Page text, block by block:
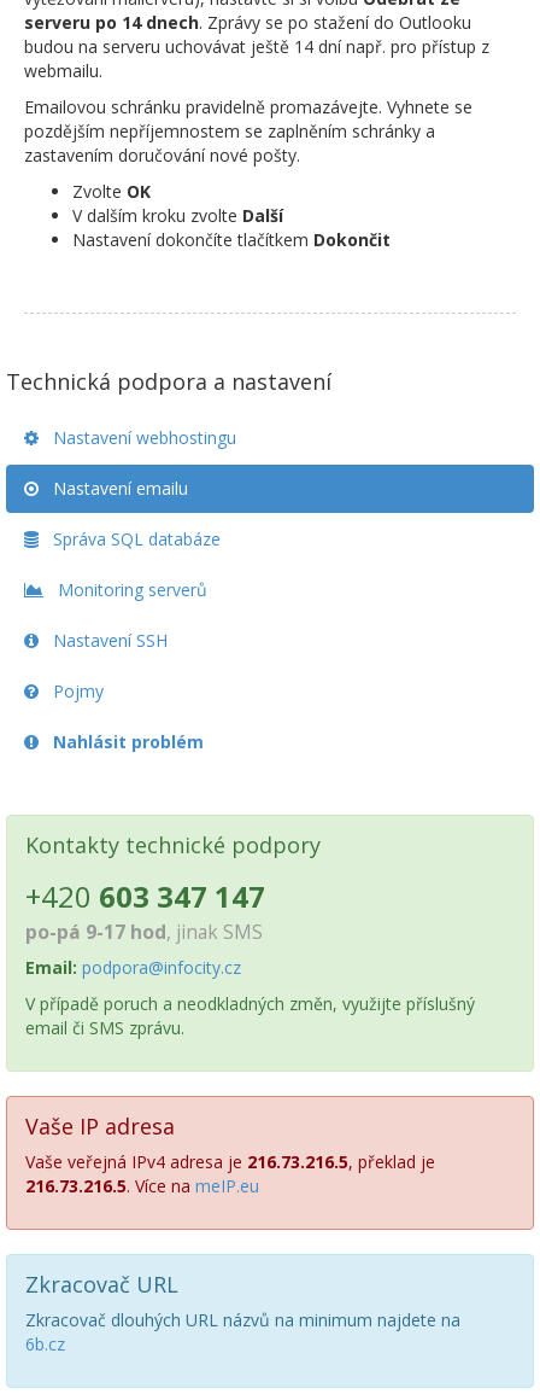
serveru po 14 dnech. Zprávy se po stažení do Outlooku
budou na serveru uchovávat ještě 14 dní např. pro přístup z
webmailu.
Emailovou schránku pravidelně promazávejte. Vyhnete se
pozdějším nepříjemnostem se zaplněním schránky a
zastavením doručování nové pošty.
Zvolte OK
V dalším kroku zvolte Další
Nastavení dokončíte tlačítkem Dokončit
Technická podpora a nastavení
Nastavení webhostingu
Nastavení emailu
Správa SQL databáze
Monitoring serverů
Nastavení SSH
Pojmy
Nahlásit problém
Kontakty technické podpory
+420 603 347 147
po-pá 9-17 hod, jinak SMS
Email: podpora@infocity.cz
V případě poruch a neodkladných změn, využijte příslušný
email či SMS zprávu.
Vaše IP adresa
Vaše veřejná IPv4 adresa je 216.73.216.5, překlad je
216.73.216.5. Více na meIP.eu
Zkracovač URL
Zkracovač dlouhých URL názvů na minimum najdete na
6b.cz